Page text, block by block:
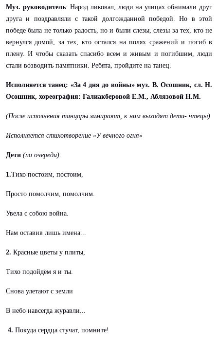
Муз. руководитель: Народ ликовал, люди на улицах обнимали друг
друга и поздравляли с такой долгожданной победой. Но в этой
победе была не только радость, но и были слезы, слезы за тех, кто не
вернулся домой, за тех, кто остался на полях сражений и погиб в
плену. И чтобы сказать спасибо всем и живым и погибшим, люди
стали возводить памятники. Ребята, пройдите на танец.
Исполняется танец: «За 4 дня до войны» муз. В. Осошник, сл. Н.
Осошник, хореография: Галиакберовой Е.М., Аблязовой Н.М.
(После исполнения танцоры замирают, к ним выходят дети- чтецы)
Исполняется стихотворение «У вечного огня»
Дети (по очереди):
1.Тихо постоим, постоим,
Просто помолчим, помолчим.
Увела с собою война.
Нам оставив лишь имена...
2. Красные цветы у плиты,
Тихо подойдём я и ты.
Снова улетают с земли
В небо навсегда журавли...
4.Покуда сердца стучат, помните!